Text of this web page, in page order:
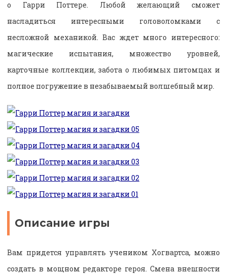
о Гарри Поттере. Любой желающий сможет
насладиться интересными головоломками с
несложной механикой. Вас ждет много интересного:
магические испытания, множество уровней,
карточные коллекции, забота о любимых питомцах и
полное погружение в незабываемый волшебный мир.
Описание игры
Вам придется управлять учеником Хогвартса, можно
создать в мощном редакторе героя. Смена внешности